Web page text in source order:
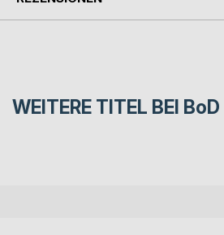
WEITERE TITEL BEI BoD